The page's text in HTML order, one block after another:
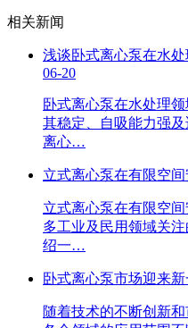
相关新闻
浅谈卧式离心泵在水
06-20
卧式离心泵在水处理
其稳定、自吸能力强
离心…
立式离心泵在有限空
立式离心泵在有限空
多工业及民用领域关
绍一…
卧式离心泵市场迎来
随着技术的不断创新